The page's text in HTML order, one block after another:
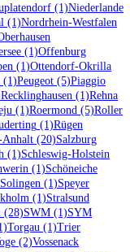
(1)Niederlande
(1)Nordrhein-Westfalen
(1)Offenburg
(1)Ottendorf-Okrilla
(1)Peugeot (5)Piaggio
Recklinghausen (1)Rehna
(1)Roermond (5)Roller
(1)Rügen
Anhalt (20)Salzburg
(1)Schleswig-Holstein
(1)Schöneiche
Solingen (1)Speyer
(1)Stralsund
(28)SWM (1)SYM
Torgau (1)Trier
(2)Vossenack